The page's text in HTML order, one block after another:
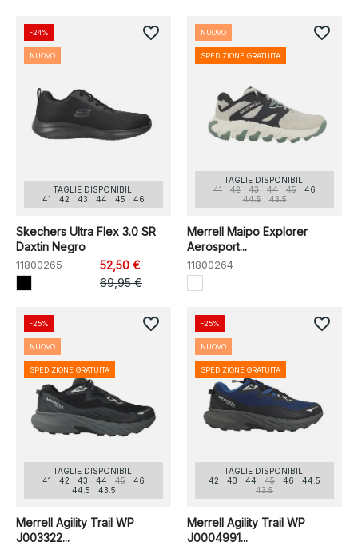
TAGLIE DISPONIBILI
41
42 43 44 45 46
Skechers Ultra Flex 3.0 SR
Daxtin Negro
11800265
52,50 €
69,95 €
-24%
NUOVO
favorite_border
TAGLIE DISPONIBILI
41
42 43 44 45
46
44.5
43.5
Merrell Maipo Explorer
Aerosport...
11800264
NUOVO
SPEDIZIONE GRATUITA
favorite_border
TAGLIE DISPONIBILI
41
42 43 44 45
46
44.5
43.5
Merrell Agility Trail WP
J003322...
-25%
NUOVO
SPEDIZIONE GRATUITA
favorite_border
TAGLIE DISPONIBILI
42
43 44 45 46
44.5
43.5
Merrell Agility Trail WP
J0004991...
-25%
NUOVO
SPEDIZIONE GRATUITA
favorite_border